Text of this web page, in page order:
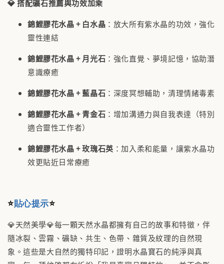
💎 搭配礦石推薦與功效加乘
錦鯉膠花水晶 + 白水晶 ：放大所有紫水晶的功效，強化
靈性連結
錦鯉膠花水晶+ 月光石 ：強化直覺、夢境記憶，協助潛
意識療癒
錦鯉膠花水晶+ 藍晶石 ：深度冥想輔助，清理情緒毒素
錦鯉膠花水晶+ 青金石 ：增加溝通力與自我表達（特別
適合靈性工作者）
錦鯉膠花水晶+ 玫瑰石英 ：加入柔和能量，讓紫水晶功
效更貼近日常療癒
⭐貼心提示⭐
💎天然美學💎每一顆天然水晶都擁有自己的故事和特徵，伴
隨冰裂、雲霧、礦缺、共生、色帶、雜質及紋理的自然現
象。這些是大自然的獨特印記，證明水晶寶石的純淨與真